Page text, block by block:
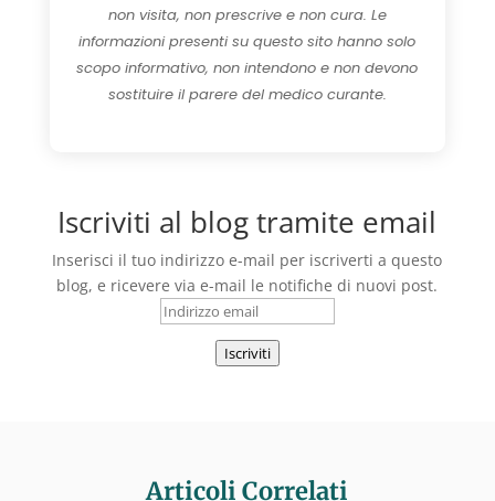
non visita, non prescrive e non cura. Le
informazioni presenti su questo sito hanno solo
scopo informativo, non intendono e non devono
sostituire il parere del medico curante.
Iscriviti al blog tramite email
Inserisci il tuo indirizzo e-mail per iscriverti a questo
blog, e ricevere via e-mail le notifiche di nuovi post.
Indirizzo
Iscriviti
Articoli Correlati